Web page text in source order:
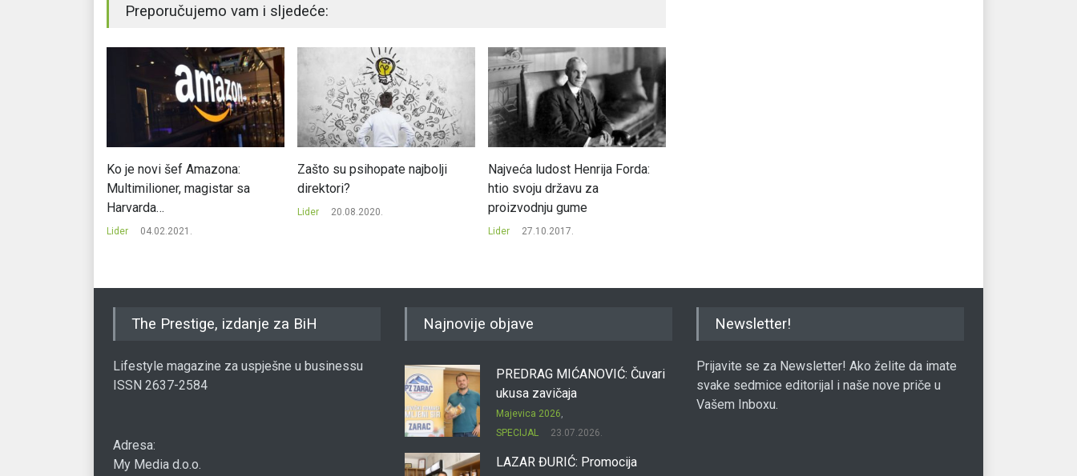
Preporučujemo vam i sljedeće:
Ko je novi šef Amazona:
Multimilioner, magistar sa
Harvarda…
Lider 04.02.2021.
Zašto su psihopate najbolji
direktori?
Lider 20.08.2020.
Najveća ludost Henrija Forda:
htio svoju državu za
proizvodnju gume
Lider 27.10.2017.
The Prestige, izdanje za BiH
Lifestyle magazine za uspješne u businessu
ISSN 2637-2584
Adresa:
My Media d.o.o.
Najnovije objave
PREDRAG MIĆANOVIĆ: Čuvari
ukusa zavičaja
Majevica 2026
SPECIJAL
23.07.2026.
LAZAR ĐURIĆ: Promocija
Newsletter!
Prijavite se za Newsletter! Ako želite da imate
svake sedmice editorijal i naše nove priče u
Vašem Inboxu.